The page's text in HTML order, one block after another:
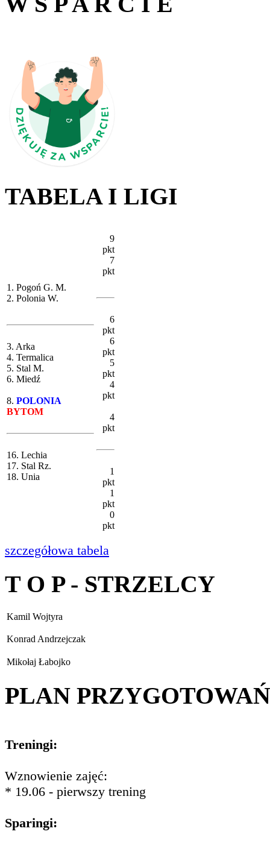
TABELA I LIGI
1. Pogoń G. M.
2. Polonia W.
3. Arka
4. Termalica
5. Stal M.
6. Miedź
8. POLONIA
BYTOM
16. Lechia
17. Stal Rz.
18. Unia
9
pkt
7
pkt
6
pkt
6
pkt
5
pkt
4
pkt
4
pkt
1
pkt
1
pkt
0
pkt
szczegółowa tabela
T O P - STRZELCY
Kamil Wojtyra
Konrad Andrzejczak
Mikołaj Łabojko
PLAN PRZYGOTOWAŃ
Treningi:
Wznowienie zajęć:
* 19.06 - pierwszy trening
Sparingi: